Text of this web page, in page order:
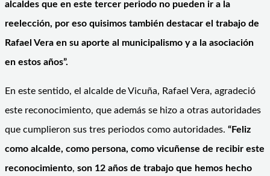
alcaldes que en este tercer periodo no pueden ir a la
reelección, por eso quisimos también destacar el trabajo de
Rafael Vera en su aporte al municipalismo y a la asociación
en estos años”.
En este sentido, el alcalde de Vicuña, Rafael Vera, agradeció
este reconocimiento, que además se hizo a otras autoridades
que cumplieron sus tres periodos como autoridades. “Feliz
como alcalde, como persona, como vicuñense de recibir este
reconocimiento, son 12 años de trabajo que hemos hecho